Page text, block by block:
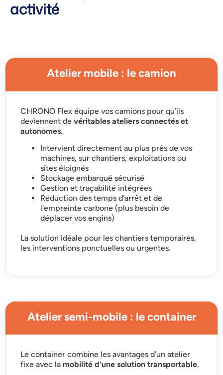
activité
Atelier mobile : le camion
CHRONO Flex équipe vos camions pour qu’ils
deviennent de véritables ateliers connectés et
autonomes.
Intervient directement au plus près de vos
machines, sur chantiers, exploitations ou
sites éloignés
Stockage embarqué sécurisé
Gestion et traçabilité intégrées
Réduction des temps d’arrêt et de
l’empreinte carbone (plus besoin de
déplacer vos engins)
La solution idéale pour les chantiers temporaires,
les interventions ponctuelles ou urgentes.
Atelier semi-mobile : le container
Le container combine les avantages d’un atelier
fixe avec la mobilité d’une solution transportable.